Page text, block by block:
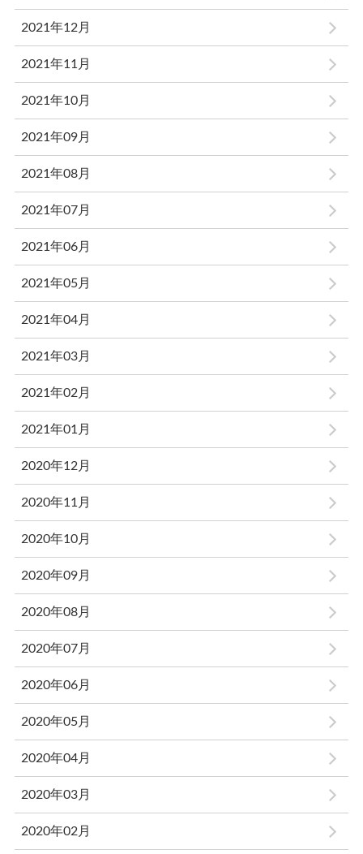
2021年12月
2021年11月
2021年10月
2021年09月
2021年08月
2021年07月
2021年06月
2021年05月
2021年04月
2021年03月
2021年02月
2021年01月
2020年12月
2020年11月
2020年10月
2020年09月
2020年08月
2020年07月
2020年06月
2020年05月
2020年04月
2020年03月
2020年02月